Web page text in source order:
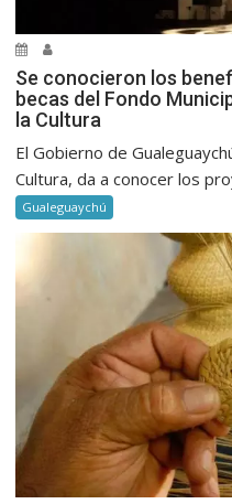
Se conocieron los
becas del Fondo
la Cultura
El Gobierno de
Cultura, da a conocer los
Gualeguaychú